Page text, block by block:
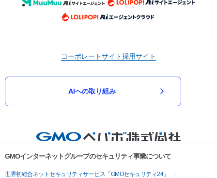
コーポレートサイト採用サイト
AIへの取り組み
GMOインターネットグループのセキュリティ事業について
世界初総合ネットセキュリティサービス「GMOセキュリティ24」